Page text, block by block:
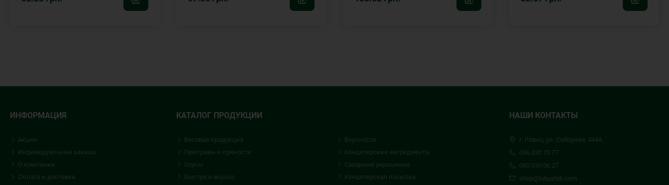
ИНФОРМАЦИЯ
Акции
Индивидуальные заказы
О компании
Оплата и доставка
КАТАЛОГ ПРОДУКЦИИ
Весовая продукция
Приправы и пряности
Соусы
Быстро и вкусно
Вкусности
Кондитерские ингредиенты
Сахарные украшения
Кондитерская посыпка
НАШИ КОНТАКТЫ
г. Ровно, ул. Соборная, 444А
096 030 70 77
080 030 06 27
shop@lubystok.com